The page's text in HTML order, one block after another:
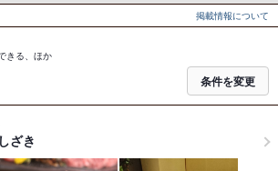
掲載情報について
きる、ほか
条件を変更
ざき